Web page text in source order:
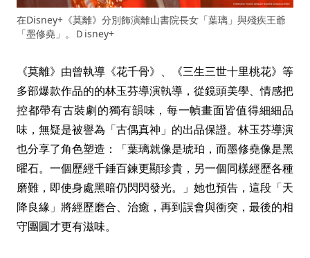
在Disney+《莫離》分別飾演離山書院長女「葉璃」與殘疾王爺
「墨修堯」。Ｄisney+
《莫離》由曾執導《花千骨》、《三生三世十里桃花》等
多部爆款作品的的林玉芬導演執導，從鏡頭美學、情感把
控都帶有古裝劇的獨有韻味，每一幀畫面皆值得細細品
味，無疑是被譽為「古偶真神」的出品保證。林玉芬導演
也分享了角色塑造：「葉璃就像是琥珀，而墨修堯像是黑
曜石。一個歷經千錘百鍊更顯珍貴，另一個同樣經歷各種
磨難，即使身處黑暗仍閃閃發光。」她也預告，這段「天
降良緣」將經歷磨合、治癒，再到誤會與衝突，最後的相
守團圓才更有滋味。